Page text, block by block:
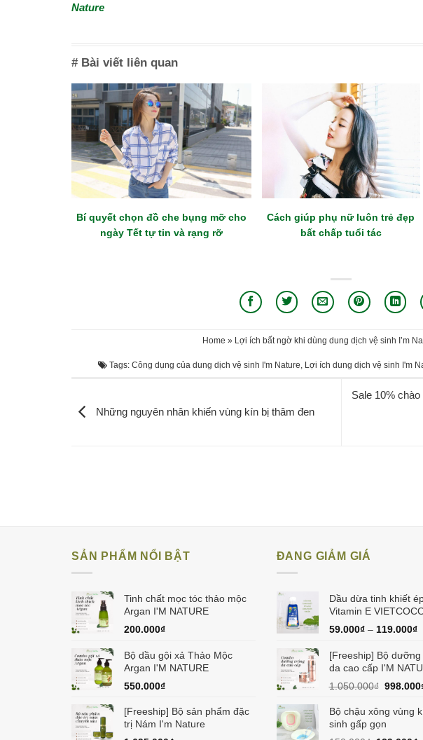
Nature
# Bài viết liên quan
Bí quyết chọn đồ che bụng mỡ cho
ngày Tết tự tin và rạng rỡ
Cách giúp phụ nữ luôn trẻ đẹp
bất chấp tuổi tác
Home » Lợi ích bất ngờ khi dùng dung dịch vệ sinh I’m
Tags: Công dụng của dung dịch vệ sinh I'm Nature, Lợi ích dung dịch vệ sinh I'm
Những nguyên nhân khiến vùng kín bị thâm đen
Sale 10%
SẢN PHẨM NỔI BẬT
Tinh chất mọc tóc thảo mộc
Argan I'M NATURE
200.000₫
Bộ dầu gội xả Thảo Mộc
Argan I'M NATURE
550.000₫
[Freeship] Bộ sản phẩm đặc
trị Nám I'm Nature
ĐANG GIẢM GIÁ
Dầu dừa tinh khiết
Vitamin E
59.000₫– 119.000₫
[Freeship] Bộ dưỡng
da cao cấp I'M
1.050.000₫ Giá
là:
998.000
Bộ chậu xông vùng
sinh gấp gọn